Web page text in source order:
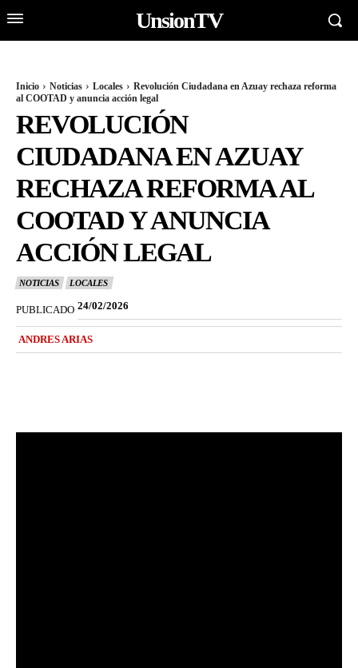
UnsionTV
Inicio Noticias Locales
Revolución Ciudadana en Azuay rechaza reforma
al COOTAD y anuncia acción legal
REVOLUCIÓN
CIUDADANA EN AZUAY
RECHAZA REFORMA AL
COOTAD Y ANUNCIA
ACCIÓN LEGAL
NOTICIAS LOCALES
PUBLICADO 24/02/2026
ANDRES ARIAS